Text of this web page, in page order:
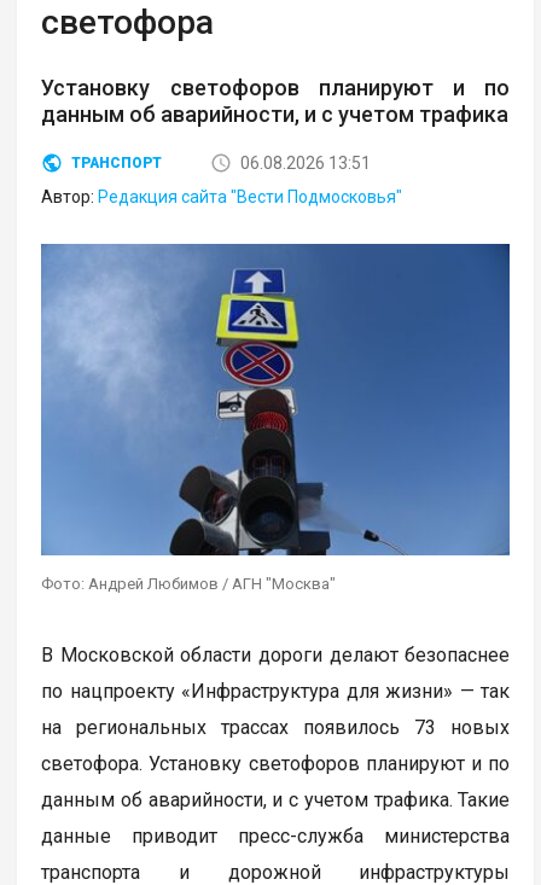
светофора
Установку светофоров планируют и по
данным об аварийности, и с учетом трафика
ТРАНСПОРТ
06.08.2026 13:51
Автор: Редакция сайта "Вести Подмосковья"
Фото: Андрей Любимов / АГН "Москва"
В Московской области дороги делают безопаснее
по нацпроекту «Инфраструктура для жизни» — так
на региональных трассах появилось 73 новых
светофора. Установку светофоров планируют и по
данным об аварийности, и с учетом трафика. Такие
данные приводит пресс-служба министерства
транспорта и дорожной инфраструктуры